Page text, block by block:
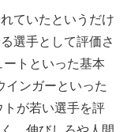
ていたというだけ
選手として評価さ
トといった基本
インガーといった
が若い選手を評